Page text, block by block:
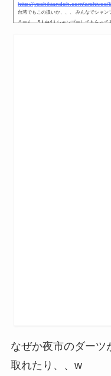
http://yoshikiandoh.com/archives/
台湾でもこの扱いか、、、 みんなでシャン
うーん。 5人中4人シャンプーしてもらっ
なぜか夜市のダーツ
取れたり、、w